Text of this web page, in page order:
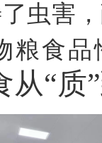
虫害
粮食
从“质